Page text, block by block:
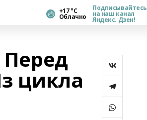
+17 °С
Облачно
Подписывайтесь
на наш канал
Яндекс. Дзен!
цикла